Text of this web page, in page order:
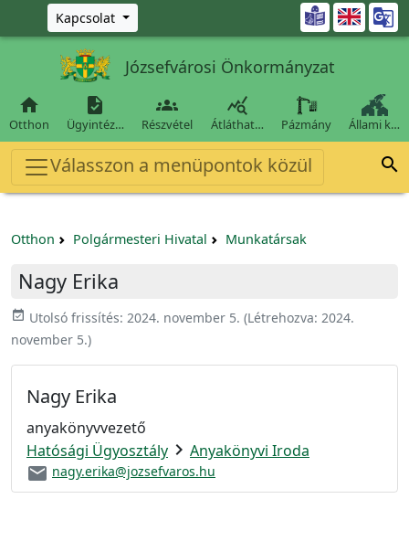
Ugrás a fő tartalomra
Kapcsolat 
Józsefvárosi Önkormányzat

Otthon

Ügyintéz…

Részvétel

Átláthat… Pázmány Állami k…
Válasszon a menüpontok közül 
Otthon Polgármesteri Hivatal Munkatársak
Nagy Erika
event_available Utolsó frissítés: 2024. november 5. (Létrehozva: 2024.
november 5.)
Nagy Erika
anyakönyvvezető
Hatósági Ügyosztály chevron_right Anyakönyvi Iroda
email nagy.erika@jozsefvaros.hu